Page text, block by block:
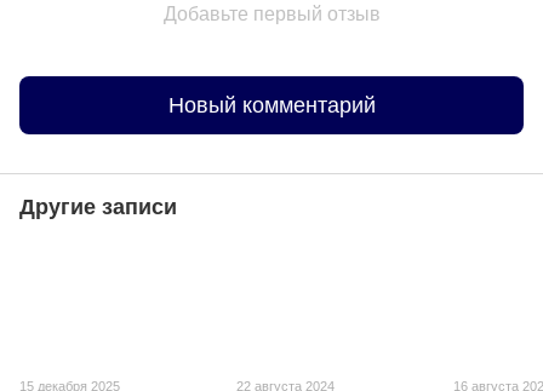
Добавьте первый отзыв
Новый комментарий
Другие записи
15 декабря 2025 22 августа 2024 16 августа